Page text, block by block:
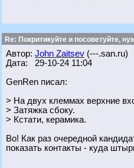
Re: Покритикуйте и посоветуйте,
Автор: John Zaitsev (---.san.ru)
Дата: 29-10-24 11:04
GenRen писал:
> На двух клеммах верхние
> Затяжка сбоку.
> Кстати, керамика.
Во! Как раз очередной
показать контакты - куда